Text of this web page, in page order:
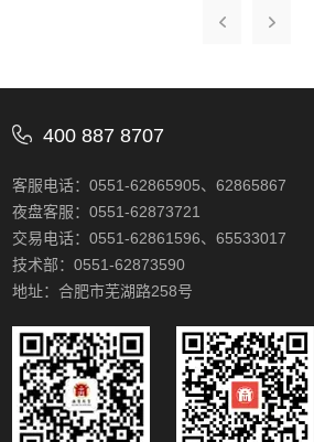
指令，每次最大下单数量为
对冲平仓”、“行权后双向期货
及到期日的15:00-15:30，客
与焦炭期货分开限仓。非期货
某月份期权合约中所有看涨期
权的卖持仓量之和、看跌期权
的卖持仓量之和，分别不得
额。具有实际控制关系的持仓
2701合约月份的合约参与组
相关费用焦炭期权交易手续
炭期权行权（履约）手续费收
费相同，为0.5元/手。焦炭期
取标准为0.25元/手。焦炭期
品种、推出跨品种套利组合
易所 2026年8月3
400 887 8707
客服电话：0551-62865905、62865867
夜盘客服：0551-62873721
交易电话：0551-62861596、65533017
技术部：0551-62873590
地址：合肥市芜湖路258号